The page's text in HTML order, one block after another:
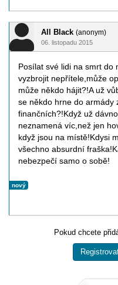
All Black (anonym)
06. listopadu 2015
Posílat své lidi na smrt do
vyzbrojit nepřítele,může
může někdo hájit?!A už
se někdo hrne do armády
finančních?!Když už
neznamená víc,než jen
když jsou na místě!Kdysi
všechno absurdní
nebezpečí samo o sobě!
nový
Pokud chcete